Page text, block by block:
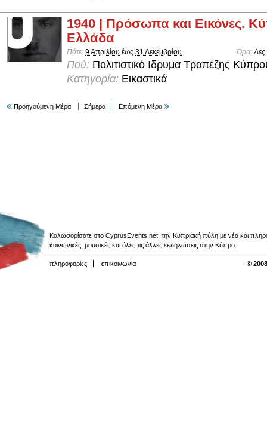
1940 | Πρόσωπα και Εικόνες.
Ελλάδα
Πότε: 9 Απριλίου έως 31 Δεκεμβρίου Ώρα: Δες
Πού: Πολιτιστικό Ιδρυμα Τραπέζης
Κατηγορία: Εικαστικά
Προηγούμενη Μέρα Σήμερα Επόμενη Μέρα
Καλωσορίσατε στο CyprusEvents.net, την Κυπριακή πύλη με νέα και
κοινωνικές, μουσικές και όλες τις άλλες εκδηλώσεις στην Κύπρο.
πληροφορίες επικοινωνία ©